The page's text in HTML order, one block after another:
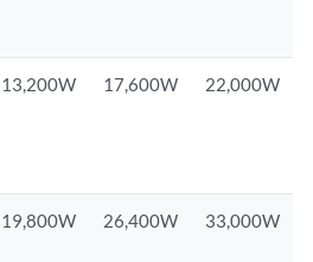
13,200W 17,600W 22,000W
19,800W 26,400W 33,000W